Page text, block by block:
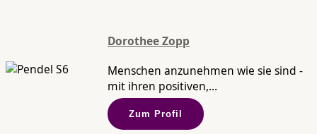
Dorothee Zopp
Menschen anzunehmen wie sie sind -
mit ihren positiven,...
Zum Profil